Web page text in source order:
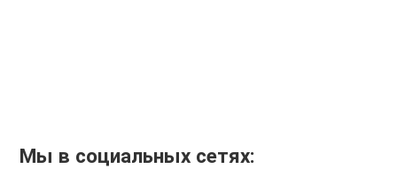
Мы в социальных сетях: